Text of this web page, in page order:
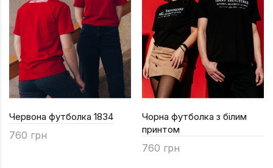
Підручники
Психологія
Соціологія
Управління
Червона футболка 1834
760 грн
Чорна футболка з білим
принтом
760 грн